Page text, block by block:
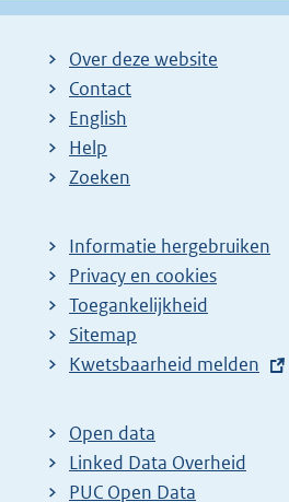
Over deze website
Contact
English
Help
Zoeken
Informatie hergebruiken
Privacy en cookies
Toegankelijkheid
Sitemap
E
t
e
r
Kwetsbaarheid melden
Open data
Linked Data Overheid
PUC Open Data